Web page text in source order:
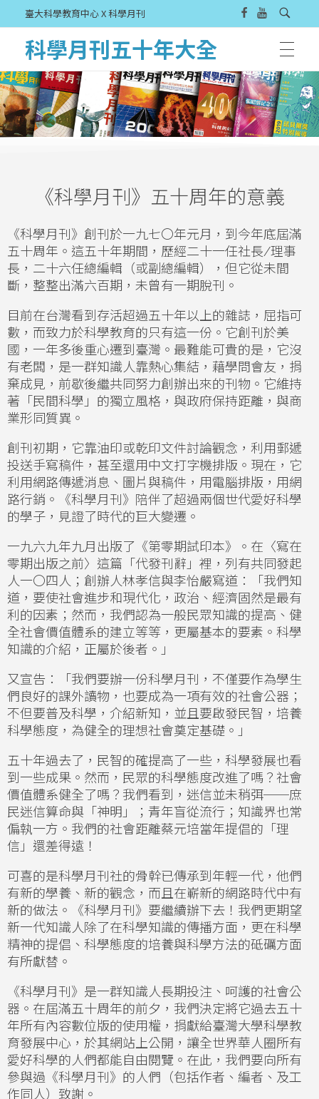
臺大科學教育中心 X 科學月刊
科學月刊五十年大全
《科學月刊》五十周年的意義
《科學月刊》創刊於一九七〇年元月，到今年底屆滿
五十周年。這五十年期間，歷經二十一任社長/理事
長，二十六任總編輯（或副總編輯），但它從未間
斷，整整出滿六百期，未曾有一期脫刊。
目前在台灣看到存活超過五十年以上的雜誌，屈指可
數，而致力於科學教育的只有這一份。它創刊於美
國，一年多後重心遷到臺灣。最難能可貴的是，它沒
有老闆，是一群知識人靠熱心集結，藉學問會友，捐
棄成見，前歇後繼共同努力創辦出來的刊物。它維持
著「民間科學」的獨立風格，與政府保持距離，與商
業形同質異。
創刊初期，它靠油印或乾印文件討論觀念，利用郵遞
投送手寫稿件，甚至還用中文打字機排版。現在，它
利用網路傳遞消息、圖片與稿件，用電腦排版，用網
路行銷。《科學月刊》陪伴了超過兩個世代愛好科學
的學子，見證了時代的巨大變遷。
一九六九年九月出版了《第零期試印本》。在〈寫在
零期出版之前〉這篇「代發刊辭」裡，列有共同發起
人一〇四人；創辦人林孝信與李怡嚴寫道：「我們知
道，要使社會進步和現代化，政治、經濟固然是最有
利的因素；然而，我們認為一般民眾知識的提高、健
全社會價值體系的建立等等，更屬基本的要素。科學
知識的介紹，正屬於後者。」
又宣告：「我們要辦一份科學月刊，不僅要作為學生
們良好的課外讀物，也要成為一項有效的社會公器；
不但要普及科學，介紹新知，並且要啟發民智，培養
科學態度，為健全的理想社會奠定基礎。」
五十年過去了，民智的確提高了一些，科學發展也看
到一些成果。然而，民眾的科學態度改進了嗎？社會
價值體系健全了嗎？我們看到，迷信並未稍弭──庶
民迷信算命與「神明」；青年盲從流行；知識界也常
偏執一方。我們的社會距離蔡元培當年提倡的「理
信」還差得遠！
可喜的是科學月刊社的骨幹已傳承到年輕一代，他們
有新的學養、新的觀念，而且在嶄新的網路時代中有
新的做法。《科學月刊》要繼續辦下去！我們更期望
新一代知識人除了在科學知識的傳播方面，更在科學
精神的提倡、科學態度的培養與科學方法的砥礪方面
有所獻替。
《科學月刊》是一群知識人長期投注、呵護的社會公
器。在屆滿五十周年的前夕，我們決定將它過去五十
年所有內容數位版的使用權，捐獻給臺灣大學科學教
育發展中心，於其網站上公開，讓全世界華人圈所有
愛好科學的人們都能自由閱覽。在此，我們要向所有
參與過《科學月刊》的人們（包括作者、編者、及工
作同人）致謝。